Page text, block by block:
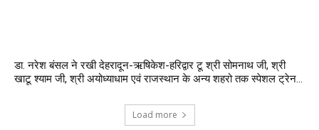
डा. नरेश बंसल ने रखी देहरादून-ऋषिकेश-हरिद्वार टू श्री सोमनाथ जी, श्री
खाटू श्याम जी, श्री अयोध्याधाम एवं राजस्थान के अन्य शहरो तक स्पेशल ट्रेन...
Load more